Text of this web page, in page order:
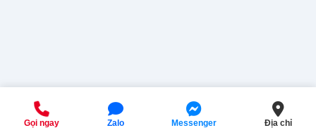
Copyright 2026 © Đức Hiếu Web
Gọi ngay Zalo Messenger Địa chỉ